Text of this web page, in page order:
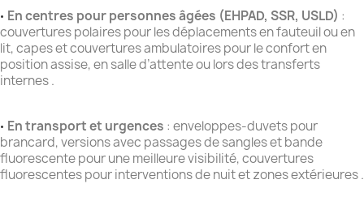
• En centres pour personnes âgées (EHPAD, SSR, USLD) :
couvertures polaires pour les déplacements en fauteuil ou en
lit, capes et couvertures ambulatoires pour le confort en
position assise, en salle d’attente ou lors des transferts
internes .
• En transport et urgences : enveloppes-duvets pour
brancard, versions avec passages de sangles et bande
fluorescente pour une meilleure visibilité, couvertures
fluorescentes pour interventions de nuit et zones extérieures .